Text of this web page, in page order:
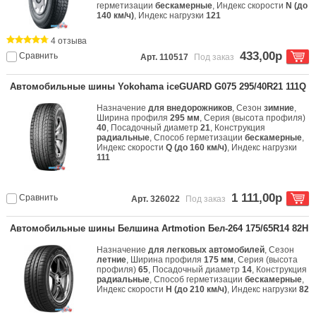
герметизациибескамерные, Индекс скорости N (до
140 км/ч), Индекс нагрузки121
Сравнить
4 отзыва
Арт. 110517
Под заказ 433,00р
Автомобильные шины Yokohama iceGUARD G075 295/40R21 111Q
Назначениедля внедорожников, Сезонзимние,
Ширина профиля295 мм, Серия (высота профиля)
40, Посадочный диаметр21, Конструкция
радиальные, Способ герметизациибескамерные,
Индекс скоростиQ (до 160 км/ч), Индекс нагрузки
111
Сравнить Арт. 326022 Под заказ 1 111,00р
Автомобильные шины Белшина Artmotion Бел-264 175/65R14 82H
Назначениедля легковых автомобилей, Сезон
летние, Ширина профиля175 мм, Серия (высота
профиля)65, Посадочный диаметр14, Конструкция
радиальные, Способ герметизациибескамерные,
Индекс скорости H (до 210 км/ч), Индекс нагрузки82